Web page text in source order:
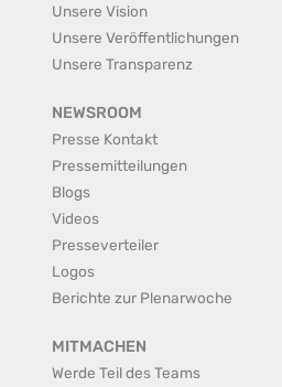
Unsere Vision
Unsere Veröffentlichungen
Unsere Transparenz
NEWSROOM
Presse Kontakt
Pressemitteilungen
Blogs
Videos
Presseverteiler
Logos
Berichte zur Plenarwoche
MITMACHEN
Werde Teil des Teams